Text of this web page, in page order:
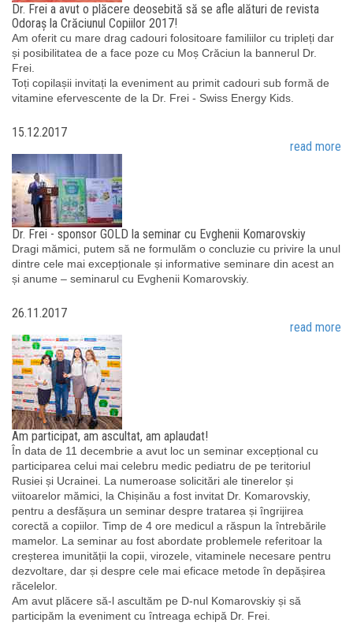
Dr. Frei a avut o plăcere deosebită să se afle alături de revista
Odoraș la Crăciunul Copiilor 2017!
Am oferit cu mare drag cadouri folositoare familiilor cu tripleți dar
și posibilitatea de a face poze cu Moș Crăciun la bannerul Dr.
Frei.
Toți copilașii invitați la eveniment au primit cadouri sub formă de
vitamine efervescente de la Dr. Frei - Swiss Energy Kids.
15.12.2017
read more
Dr. Frei - sponsor GOLD la seminar cu Evghenii Komarovskiy
Dragi mămici, putem să ne formulăm o concluzie cu privire la unul
dintre cele mai excepționale și informative seminare din acest an
și anume – seminarul cu Evghenii Komarovskiy.
26.11.2017
read more
Am participat, am ascultat, am aplaudat!
În data de 11 decembrie a avut loc un seminar excepțional cu
participarea celui mai celebru medic pediatru de pe teritoriul
Rusiei și Ucrainei. La numeroase solicitări ale tinerelor și
viitoarelor mămici, la Chișinău a fost invitat Dr. Komarovskiy,
pentru a desfășura un seminar despre tratarea și îngrijirea
corectă a copiilor. Timp de 4 ore medicul a răspun la întrebările
mamelor. La seminar au fost abordate problemele referitoar la
creșterea imunității la copii, virozele, vitaminele necesare pentru
dezvoltare, dar și despre cele mai eficace metode în depășirea
răcelelor.
Am avut plăcere să-l ascultăm pe D-nul Komarovskiy și să
participăm la eveniment cu întreaga echipă Dr. Frei.